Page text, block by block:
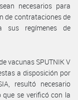
necesarios para
de contrataciones de
sus regímenes de
vacunas SPUTNIK V
a disposición por
resultó necesario
se verificó con la